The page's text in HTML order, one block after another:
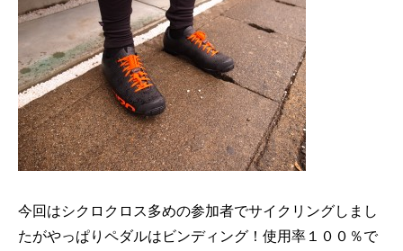
今回はシクロクロス多めの参加者でサイクリングしまし
たがやっぱりペダルはビンディング！使用率１００％で